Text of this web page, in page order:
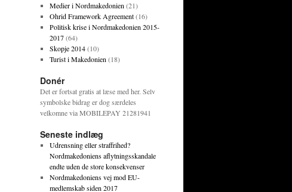
Medier i Nordmakedonien (21)
Ohrid Framework Agreement(16)
Politisk krise i Nordmakedonien 2015-
2017(64)
Skopje 2014(10)
Turist i Makedonien (18)
Donér
Det er fortsat gratis at læse med her. Selv
symbolske bidrag er dog særdeles
velkomne via MOBILEPAY 21281941
Seneste indlæg
Udrensning eller straffrihed?
Nordmakedoniens aflytningsskandale
endte uden de store konsekvenser
Nordmakedoniens vej mod EU-
medlemskab siden 2017